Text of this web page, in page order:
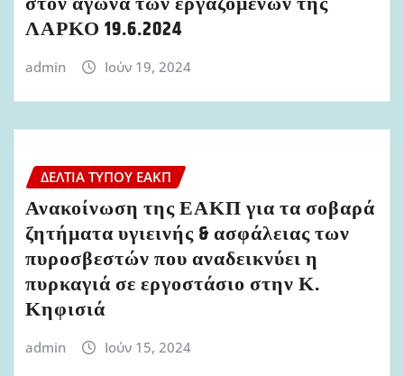
ΛΑΡΚΟ 19.6.2024
admin Ιούν 19, 2024
ΔΕΛΤΊΑ ΤΎΠΟΥ ΕΑΚΠ
Ανακοίνωση της ΕΑΚΠ για τα σοβαρά
ζητήματα υγιεινής & ασφάλειας των
πυροσβεστών που αναδεικνύει η
πυρκαγιά σε εργοστάσιο στην Κ.
Κηφισιά
admin Ιούν 15, 2024